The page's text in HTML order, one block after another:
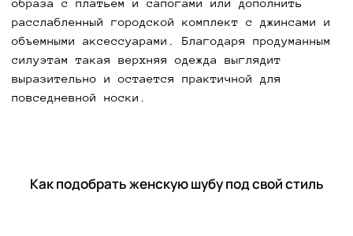
образа с платьем и сапогами или дополнить
расслабленный городской комплект с джинсами и
объемными аксессуарами. Благодаря продуманным
силуэтам такая верхняя одежда выглядит
выразительно и остается практичной для
повседневной носки.
Как подобрать женскую шубу под свой стиль